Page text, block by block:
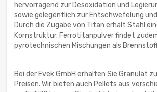
hervorragend zur Desoxidation und
sowie gelegentlich zur Entschwefelung
Durch die Zugabe von Titan erhält Stahl
Kornstruktur. Ferrotitanpulver findet
pyrotechnischen Mischungen als
Bei der Evek GmbH erhalten Sie Granulat
Preisen. Wir bieten auch Pellets aus